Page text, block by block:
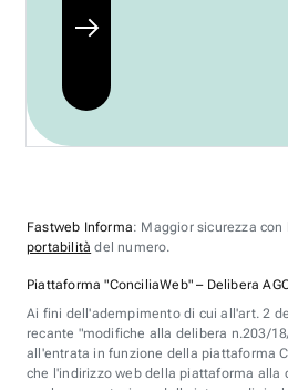
Fastweb Informa: Maggior sicurezza
portabilità del numero.
Piattaforma "ConciliaWeb" – Delibera
Ai fini dell'adempimento di cui all'art. 2
recante "modifiche alla delibera n.203/
all'entrata in funzione della piattaforma
che l'indirizzo web della piattaforma alla